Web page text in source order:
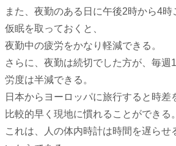
また、夜勤のある日に午後2時から4
仮眠を取っておくと、
夜勤中の疲労をかなり軽減できる。
さらに、夜勤は続切でした方が、毎週
労度は半減できる。
日本からヨーロッパに旅行すると時差
比較的早く現地に慣れることができる。
これは、人の体内時計は時間を遅らせ